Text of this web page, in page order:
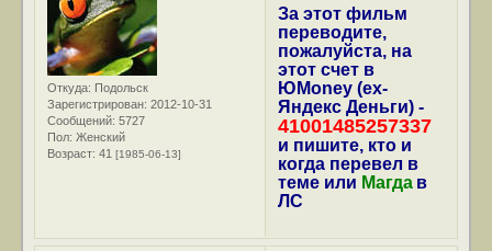
Откуда: Подольск
Зарегистрирован: 2012-10-31
Сообщений: 5727
Пол: Женский
Возраст: 41[1985-06-13]
За этот фильм
переводите,
пожалуйста, на
этот счет в
ЮMoney (ex-
Яндекс Деньги) -
41001485257337
и пишите, кто и
когда перевел в
теме или Магда в
ЛС